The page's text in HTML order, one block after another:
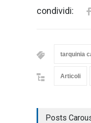
condividi:
tarquinia
Articoli
Posts